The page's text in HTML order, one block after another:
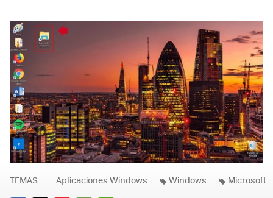
TEMAS Aplicaciones Windows Windows Microsoft